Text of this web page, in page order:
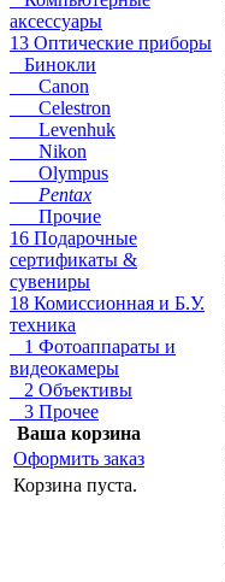
аксессуары
13 Оптические приборы
Бинокли
Canon
Celestron
Levenhuk
Nikon
Olympus
Pentax
Прочие
16 Подарочные
сертификаты &
сувениры
18 Комиссионная и Б.У.
техника
1 Фотоаппараты и
видеокамеры
2 Объективы
3 Прочее
Ваша корзина
Оформить заказ
Корзина пуста.